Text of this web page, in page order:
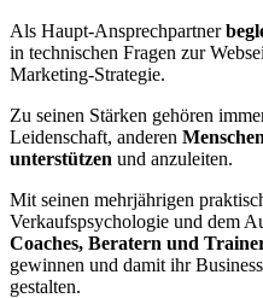
Als Haupt-Ansprechpartner
in technischen Fragen zur
Marketing-Strategie.
Zu seinen Stärken gehören
Leidenschaft, anderen
unterstützen und anzuleiten.
Mit seinen mehrjährigen
Verkaufspsychologie und dem
Coaches, Beratern und
gewinnen und damit ihr
gestalten.